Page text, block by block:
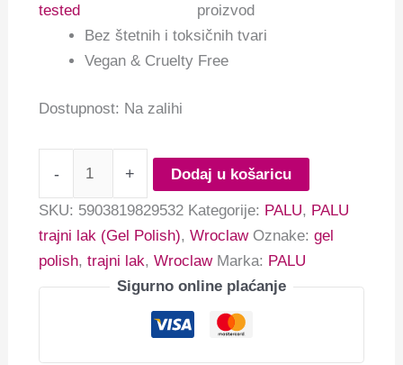
proizvod
Bez štetnih i toksičnih tvari
Vegan & Cruelty Free
Dostupnost: Na zalihi
- + Dodaj u košaricu
SKU: 5903819829532 Kategorije: PALU, PALU
trajni lak (Gel Polish),Wroclaw Oznake:gel
polish,trajni lak,Wroclaw Marka: PALU
Sigurno online plaćanje